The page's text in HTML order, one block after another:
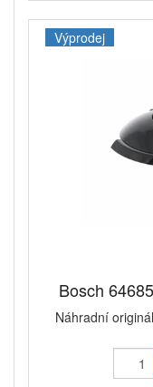
Výprodej
Bosch
Náhradní